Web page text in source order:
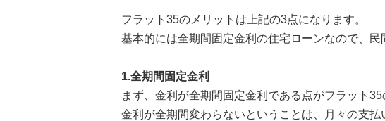
フラット35のメリットは上記の3点になります。
基本的には全期間固定金利の住宅ローンなので、民
1.全期間固定金利
まず、金利が全期間固定金利である点がフラット35
金利が全期間変わらないということは、月々の支